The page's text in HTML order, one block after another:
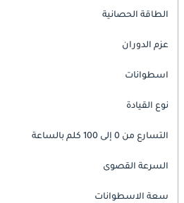
الطاقة الحصانية
عزم الدوران
اسطوانات
نوع القيادة
التسارع من 0 إلى 100 كلم بالساعة
السرعة القصوى
سعة الاسطوانات